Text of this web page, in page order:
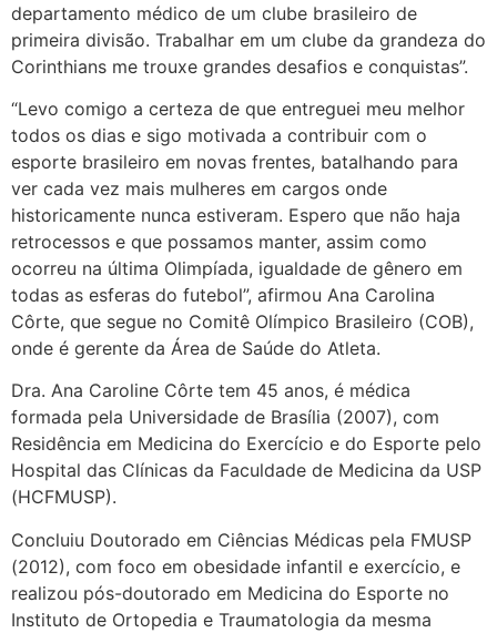
departamento médico de um clube brasileiro de
primeira divisão. Trabalhar em um clube da grandeza do
Corinthians me trouxe grandes desafios e conquistas”.
“Levo comigo a certeza de que entreguei meu melhor
todos os dias e sigo motivada a contribuir com o
esporte brasileiro em novas frentes, batalhando para
ver cada vez mais mulheres em cargos onde
historicamente nunca estiveram. Espero que não haja
retrocessos e que possamos manter, assim como
ocorreu na última Olimpíada, igualdade de gênero em
todas as esferas do futebol”, afirmou Ana Carolina
Côrte, que segue no Comitê Olímpico Brasileiro (COB),
onde é gerente da Área de Saúde do Atleta.
Dra. Ana Caroline Côrte tem 45 anos, é médica
formada pela Universidade de Brasília (2007), com
Residência em Medicina do Exercício e do Esporte pelo
Hospital das Clínicas da Faculdade de Medicina da USP
(HCFMUSP).
Concluiu Doutorado em Ciências Médicas pela FMUSP
(2012), com foco em obesidade infantil e exercício, e
realizou pós-doutorado em Medicina do Esporte no
Instituto de Ortopedia e Traumatologia da mesma